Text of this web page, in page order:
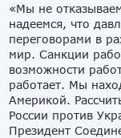
«Мы не
надеемся, что
переговорами в
мир. Санкции
возможности
работает. Мы
Америкой.
России против
Президент